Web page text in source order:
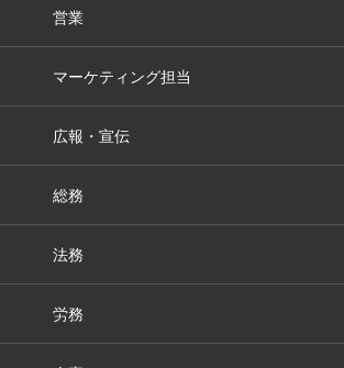
営業
マーケティング担当
広報・宣伝
総務
法務
労務